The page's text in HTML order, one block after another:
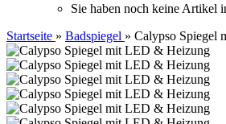
Sie haben noch keine Artikel
Startseite » Badspiegel » Calypso Spiegel